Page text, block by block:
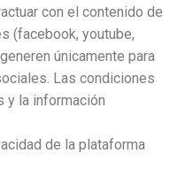
con el contenido de
(facebook, youtube,
únicamente para
Las condiciones
y la información
de la plataforma